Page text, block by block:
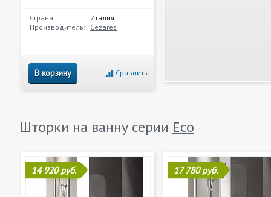
Страна:
Италия
Производитель: Cezares
В корзину Сравнить
Шторки на ванну серии Eco
14 920 руб. 17 780 руб.